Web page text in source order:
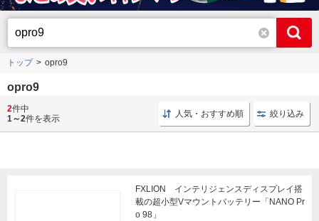
トップ opro9
opro9
NDフィルター ND8 NDフィルター ND16 NDフィル
2件中
1～2件を表示 人気・おすすめ順 絞り込み
FXLION インテリジェンスディスプレイ搭
載の超小型Vマウントバッテリー「NANO Pr
o 98」